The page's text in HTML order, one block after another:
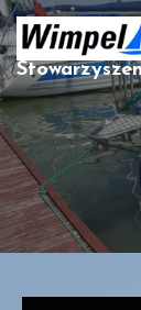
Przejdź
do
treści